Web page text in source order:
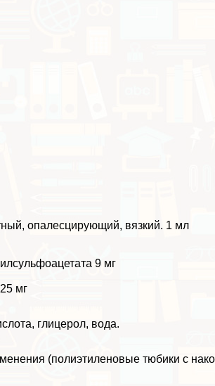
опалесцирующий, вязкий. 1 мл
9 мг
мг
глицерол, вода.
(полиэтиленовые тюбики с